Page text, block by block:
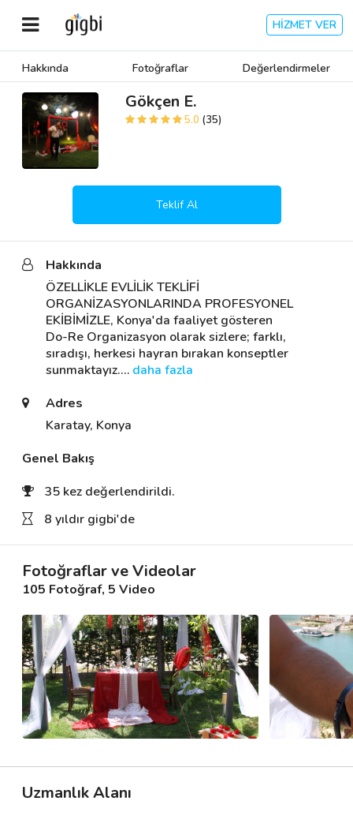
HİZMET VER
Anasayfa
Giriş Yap
Kayıt Ol
🎈 Biz Kimiz?
Nasıl Çalışır?
Müşteri Değerlendirmeleri
Destek
Blog
Hakkında Fotoğraflar Değerlendirmeler
Gökçen E.
5.0 (35)
Teklif Al
Hakkında
ÖZELLİKLE EVLİLİK TEKLİFİ
ORGANİZASYONLARINDA PROFESYONEL
EKİBİMİZLE, Konya'da faaliyet gösteren
Do-Re Organizasyon olarak sizlere; farklı,
sıradışı, herkesi hayran bırakan konseptler
sunmaktayız.… daha fazla
Adres
Karatay, Konya
Genel Bakış
35 kez değerlendirildi.
8 yıldır gigbi'de
Fotoğraflar ve Videolar
105 Fotoğraf, 5 Video
Uzmanlık Alanı